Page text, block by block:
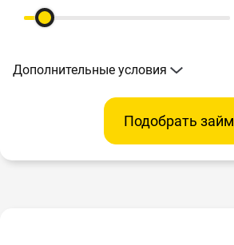
Дополнительные условия
Подобрать займ